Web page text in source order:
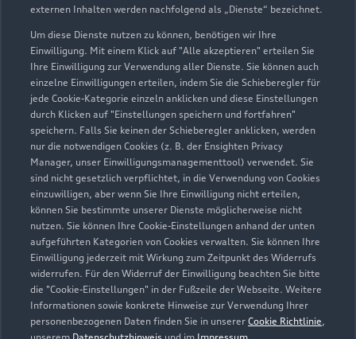
externen Inhalten werden nachfolgend als „Dienste“ bezeichnet.
Um diese Dienste nutzen zu können, benötigen wir Ihre
Einwilligung. Mit einem Klick auf "Alle akzeptieren" erteilen Sie
Ihre Einwilligung zur Verwendung aller Dienste. Sie können auch
einzelne Einwilligungen erteilen, indem Sie die Schieberegler für
jede Cookie-Kategorie einzeln anklicken und diese Einstellungen
durch Klicken auf "Einstellungen speichern und fortfahren"
speichern. Falls Sie keinen der Schieberegler anklicken, werden
nur die notwendigen Cookies (z. B. der Ensighten Privacy
Manager, unser Einwilligungsmanagementtool) verwendet. Sie
sind nicht gesetzlich verpflichtet, in die Verwendung von Cookies
einzuwilligen, aber wenn Sie Ihre Einwilligung nicht erteilen,
können Sie bestimmte unserer Dienste möglicherweise nicht
nutzen. Sie können Ihre Cookie-Einstellungen anhand der unten
aufgeführten Kategorien von Cookies verwalten. Sie können Ihre
Einwilligung jederzeit mit Wirkung zum Zeitpunkt des Widerrufs
widerrufen. Für den Widerruf der Einwilligung beachten Sie bitte
die "Cookie-Einstellungen" in der Fußzeile der Webseite. Weitere
Informationen sowie konkrete Hinweise zur Verwendung Ihrer
personenbezogenen Daten finden Sie in unserer Cookie Richtlinie,
info@biederbick.de
Kontaktdaten herunterladen
Öffnungszeiten
Service
Geschlossen
öffnet am Samstag 07:45
Werkstatt
Geschlossen, öffnet am Samstag 08:00
Verkauf
Geschlossen,öffnet amSamstag 08:30